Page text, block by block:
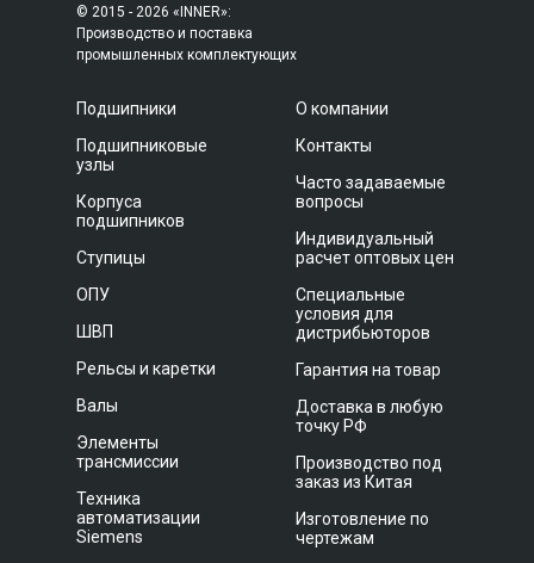
© 2015 - 2026 «INNER»:
Производство и поставка
промышленных комплектующих
Подшипники
Подшипниковые
узлы
Корпуса
подшипников
Ступицы
ОПУ
ШВП
Рельсы и каретки
Валы
Элементы
трансмиссии
Техника
автоматизации
Siemens
О компании
Контакты
Часто задаваемые
вопросы
Индивидуальный
расчет оптовых цен
Специальные
условия для
дистрибьюторов
Гарантия на товар
Доставка в любую
точку РФ
Производство под
заказ из Китая
Изготовление по
чертежам